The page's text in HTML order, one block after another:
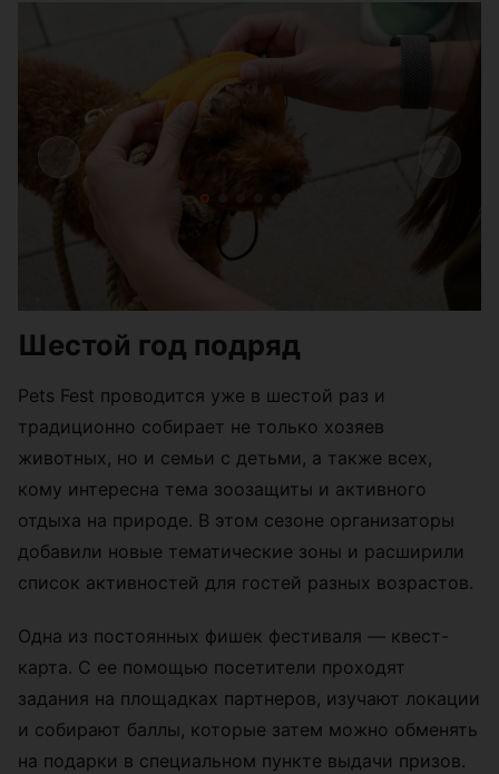
Шестой год подряд
Pets Fest проводится уже в шестой раз и
традиционно собирает не только хозяев
животных, но и семьи с детьми, а также всех,
кому интересна тема зоозащиты и активного
отдыха на природе. В этом сезоне организаторы
добавили новые тематические зоны и расширили
список активностей для гостей разных возрастов.
Одна из постоянных фишек фестиваля — квест-
карта. С ее помощью посетители проходят
задания на площадках партнеров, изучают локации
и собирают баллы, которые затем можно обменять
на подарки в специальном пункте выдачи призов.